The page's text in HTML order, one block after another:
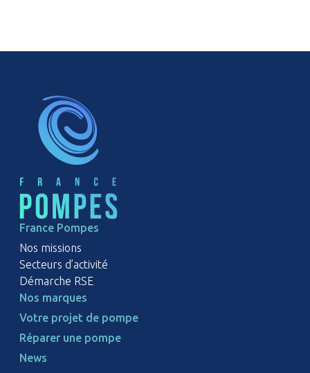
France Pompes
Nos missions
Secteurs d’activité
Démarche RSE
Nos marques
Votre projet de pompe
Réparer une pompe
News